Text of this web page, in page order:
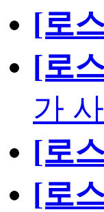
[로
[로
가 사
[로
[로